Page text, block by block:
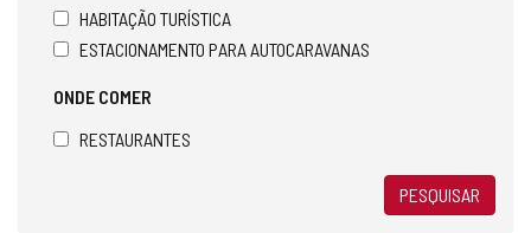
HABITAÇÃO TURÍSTICA
ESTACIONAMENTO PARA AUTOCARAVANAS
ONDE COMER
RESTAURANTES
PESQUISAR